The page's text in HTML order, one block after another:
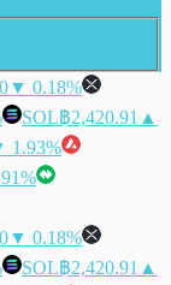
▼ 0.18%
SOL฿2,420.91 ▲
1.93%
▼ 0.18%
SOL฿2,420.91 ▲